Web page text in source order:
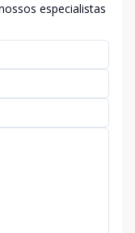
especialistas